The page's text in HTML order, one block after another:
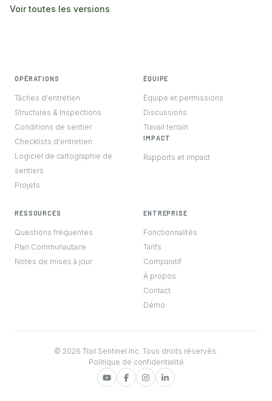
Voir toutes les versions
OPÉRATIONS
Tâches d'entretien
Structures & Inspections
Conditions de sentier
Checklists d'entretien
Logiciel de cartographie de
sentiers
Projets
ÉQUIPE
Équipe et permissions
Discussions
Travail terrain
IMPACT
Rapports et impact
RESSOURCES
Questions fréquentes
Plan Communautaire
Notes de mises à jour
ENTREPRISE
Fonctionnalités
Tarifs
Comparatif
À propos
Contact
Démo
© 2026 Trail Sentinel Inc. Tous droits réservés.
Politique de confidentialité